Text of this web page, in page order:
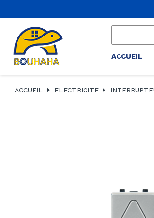
ACCUEIL
ACCUEIL ELECTRICITE